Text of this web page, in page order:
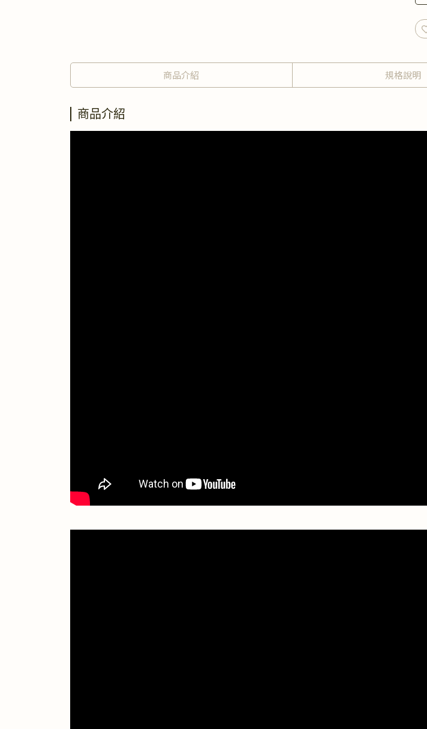
商品介紹 規格說明
商品介紹